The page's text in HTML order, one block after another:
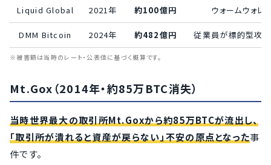
Liquid Global 2021年 約100億円 ウォームウォレ
DMM Bitcoin 2024年 約482億円 従業員が標的型攻
※被害額は当時のレート・公表値に基づく概算です。
Mt.Gox（2014年・約85万BTC消失）
当時世界最大の取引所Mt.Goxから約85万BTCが流出し、
「取引所が潰れると資産が戻らない」不安の原点となった事
件です。